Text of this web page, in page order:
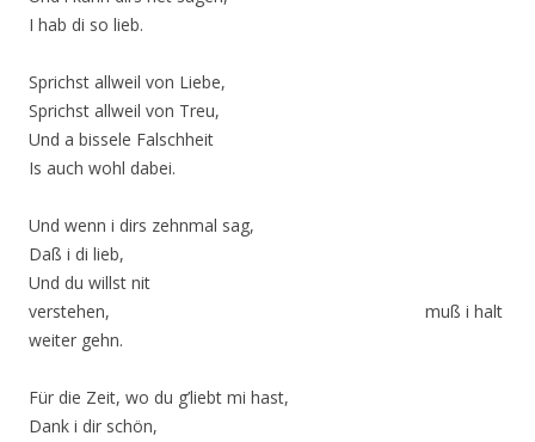
I hab di so lieb.
Sprichst allweil von Liebe,
Sprichst allweil von Treu,
Und a bissele Falschheit
Is auch wohl dabei.
Und wenn i dirs zehnmal sag,
Daß i di lieb,
Und du willst nit
verstehen, muß i halt
weiter gehn.
Für die Zeit, wo du g’liebt mi hast,
Dank i dir schön,